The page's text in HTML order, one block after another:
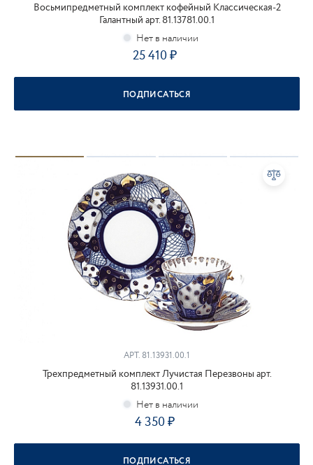
Восьмипредметный комплект кофейный Классическая-2
Галантный арт. 81.13781.00.1
25 410
ПОДПИСАТЬСЯ
АРТ. 81.13931.00.1
Трехпредметный комплект Лучистая Перезвоны арт.
81.13931.00.1
4 350
ПОДПИСАТЬСЯ